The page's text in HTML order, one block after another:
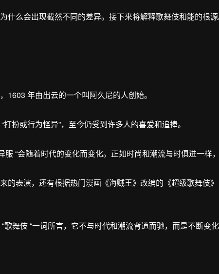
什么会出现截然不同的差异。接下来将解释歌舞伎和能的根
1603 年由出云的一个叫阿久尼的人创始。
打扮或行为怪异”，至今仍受到许多人的喜爱和追捧。
服 “会随着时代的变化而变化。正如时尚和潮流与时俱进一样
的表演，还有根据热门漫画《海贼王》改编的《超级歌舞伎
歌舞伎 “一词所言，它不与时代和潮流背道而驰，而是不断变